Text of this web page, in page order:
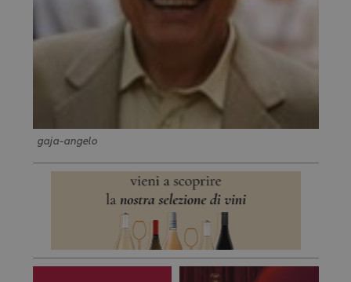
gaja-angelo